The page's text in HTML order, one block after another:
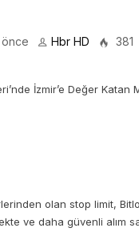
önce Hbr HD 381
İzmir’e Değer Katan
olan stop limit, Bitlo
ve daha güvenli alım